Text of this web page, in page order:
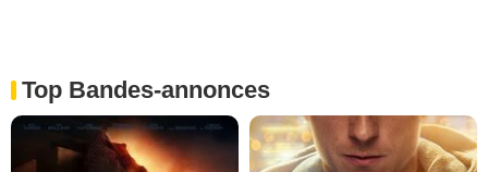
Top Bandes-annonces